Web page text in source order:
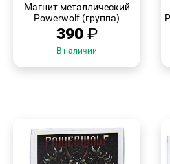
Магнит металлический
Powerwolf (группа)
390 ₽
В наличии